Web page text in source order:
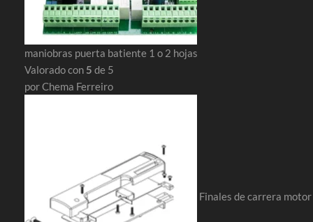
maniobras puerta batiente 1 o 2 hojas
Valorado con 5 de 5
por Chema Ferreiro
Finales de carrera motor